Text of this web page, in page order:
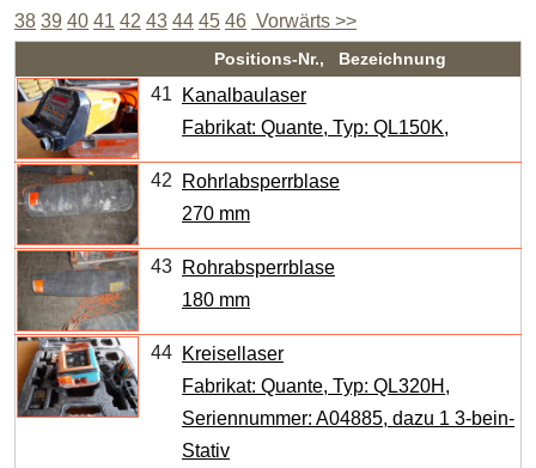
38 39 40 41 42 43 44 45 46 Vorwärts >>
Positions-Nr., Bezeichnung
41
Kanalbaulaser
Fabrikat: Quante, Typ: QL150K,
42
Rohrlabsperrblase
270 mm
43 Rohrabsperrblase
180 mm
44 Kreisellaser
Fabrikat: Quante, Typ: QL320H,
Seriennummer: A04885, dazu 1 3-bein-
Stativ